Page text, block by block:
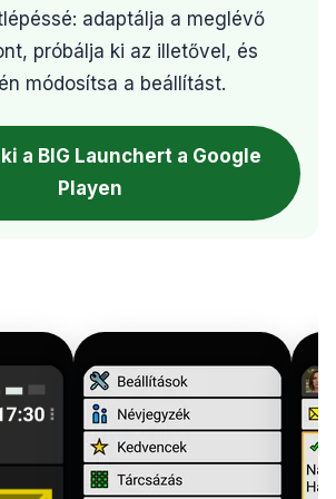
adaptálja a meglévő
próbálja ki az illetővel, és
módosítsa a beállítást.
a BIG Launchert a Google
Playen